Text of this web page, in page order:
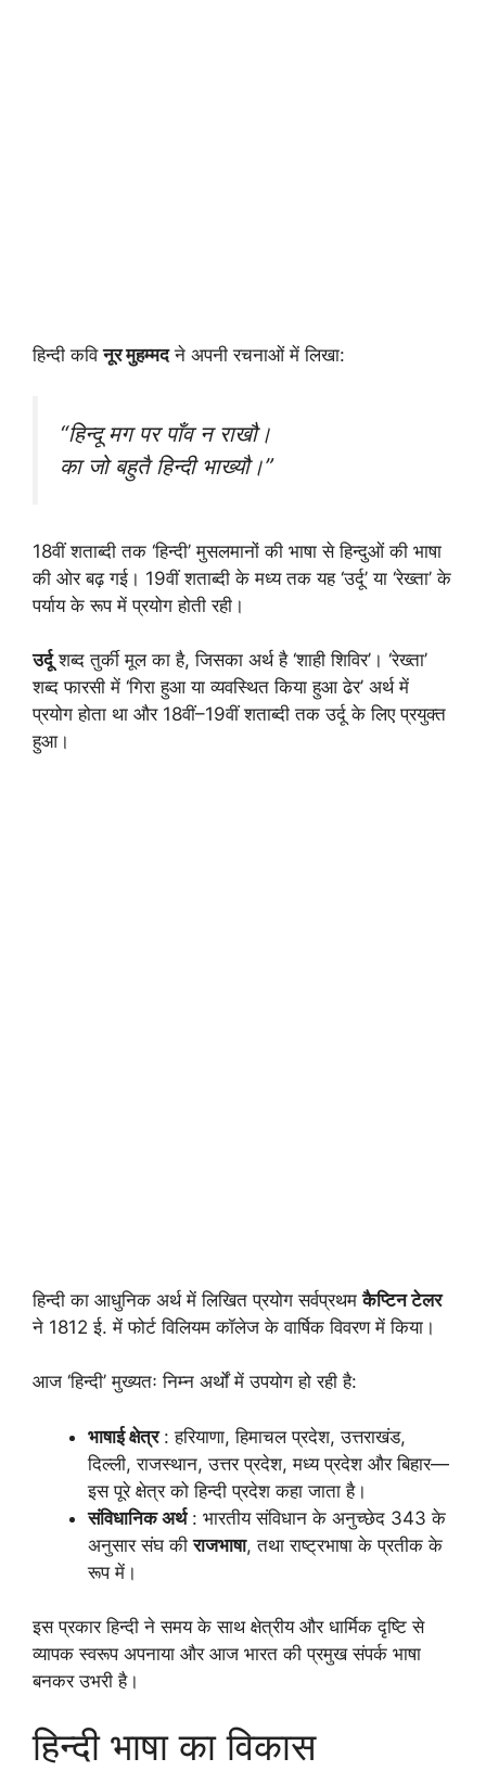
हिन्दी कविनूर मुहम्मदने अपनी रचनाओं में लिखा:
“हिन्दू मग पर पाँव न राखौ।
का जो बहुतै हिन्दी भाख्यौ।”
18वीं शताब्दी तक ‘हिन्दी’ मुसलमानों की भाषा से हिन्दुओं की भाषा
की ओर बढ़ गई। 19वीं शताब्दी के मध्य तक यह ‘उर्दू’ या ‘रेख्ता’ के
पर्याय के रूप में प्रयोग होती रही।
उर्दूशब्द तुर्की मूल का है, जिसका अर्थ है ‘शाही शिविर’। ‘रेख्ता’
शब्द फारसी में ‘गिरा हुआ या व्यवस्थित किया हुआ ढेर’ अर्थ में
प्रयोग होता था और 18वीं–19वीं शताब्दी तक उर्दू के लिए प्रयुक्त
हुआ।
हिन्दी का आधुनिक अर्थ में लिखित प्रयोग सर्वप्रथमकैप्टिन टेलर
ने 1812 ई. में फोर्ट विलियम कॉलेज के वार्षिक विवरण में किया।
आज ‘हिन्दी’ मुख्यतः निम्न अर्थों में उपयोग हो रही है:
भाषाई क्षेत्र: हरियाणा, हिमाचल प्रदेश, उत्तराखंड,
दिल्ली, राजस्थान, उत्तर प्रदेश, मध्य प्रदेश और बिहार—
इस पूरे क्षेत्र को हिन्दी प्रदेश कहा जाता है।
संविधानिक अर्थ: भारतीय संविधान के अनुच्छेद 343 के
अनुसार संघ कीराजभाषा, तथा राष्ट्रभाषा के प्रतीक के
रूप में।
इस प्रकार हिन्दी ने समय के साथ क्षेत्रीय और धार्मिक दृष्टि से
व्यापक स्वरूप अपनाया और आज भारत की प्रमुख संपर्क भाषा
बनकर उभरी है।
हिन्दी भाषा का विकास